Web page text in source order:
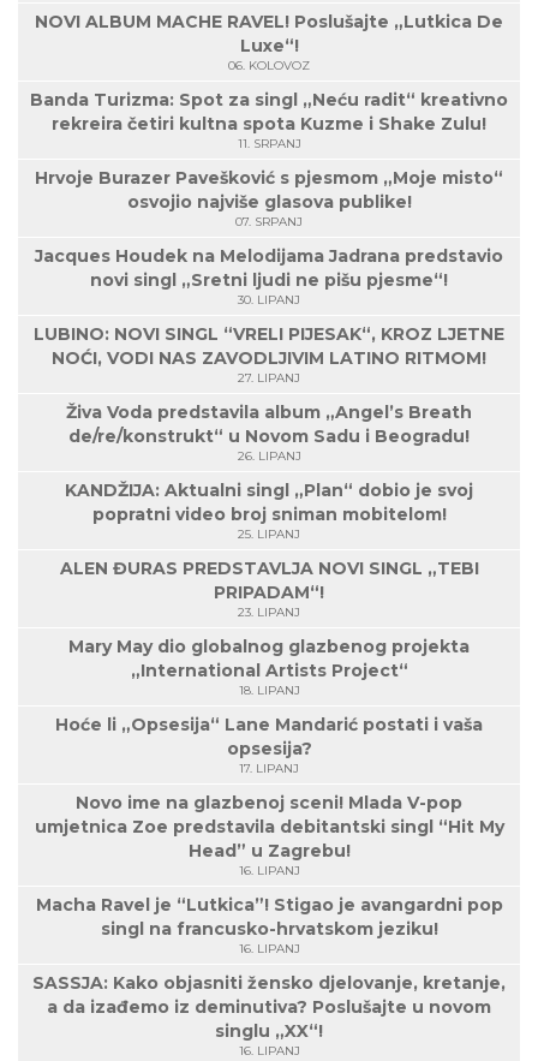
NOVI ALBUM MACHE RAVEL! Poslušajte „Lutkica De
Luxe“!
06. KOLOVOZ
Banda Turizma: Spot za singl „Neću radit“ kreativno
rekreira četiri kultna spota Kuzme i Shake Zulu!
11. SRPANJ
Hrvoje Burazer Pavešković s pjesmom „Moje misto“
osvojio najviše glasova publike!
07. SRPANJ
Jacques Houdek na Melodijama Jadrana predstavio
novi singl „Sretni ljudi ne pišu pjesme“!
30. LIPANJ
LUBINO: NOVI SINGL “VRELI PIJESAK“, KROZ LJETNE
NOĆI, VODI NAS ZAVODLJIVIM LATINO RITMOM!
27. LIPANJ
Živa Voda predstavila album „Angel’s Breath
de/re/konstrukt“ u Novom Sadu i Beogradu!
26. LIPANJ
KANDŽIJA: Aktualni singl „Plan“ dobio je svoj
popratni video broj sniman mobitelom!
25. LIPANJ
ALEN ĐURAS PREDSTAVLJA NOVI SINGL „TEBI
PRIPADAM“!
23. LIPANJ
Mary May dio globalnog glazbenog projekta
„International Artists Project“
18. LIPANJ
Hoće li „Opsesija“ Lane Mandarić postati i vaša
opsesija?
17. LIPANJ
Novo ime na glazbenoj sceni! Mlada V-pop
umjetnica Zoe predstavila debitantski singl “Hit My
Head” u Zagrebu!
16. LIPANJ
Macha Ravel je “Lutkica”! Stigao je avangardni pop
singl na francusko-hrvatskom jeziku!
16. LIPANJ
SASSJA: Kako objasniti žensko djelovanje, kretanje,
a da izađemo iz deminutiva? Poslušajte u novom
singlu „XX“!
16. LIPANJ